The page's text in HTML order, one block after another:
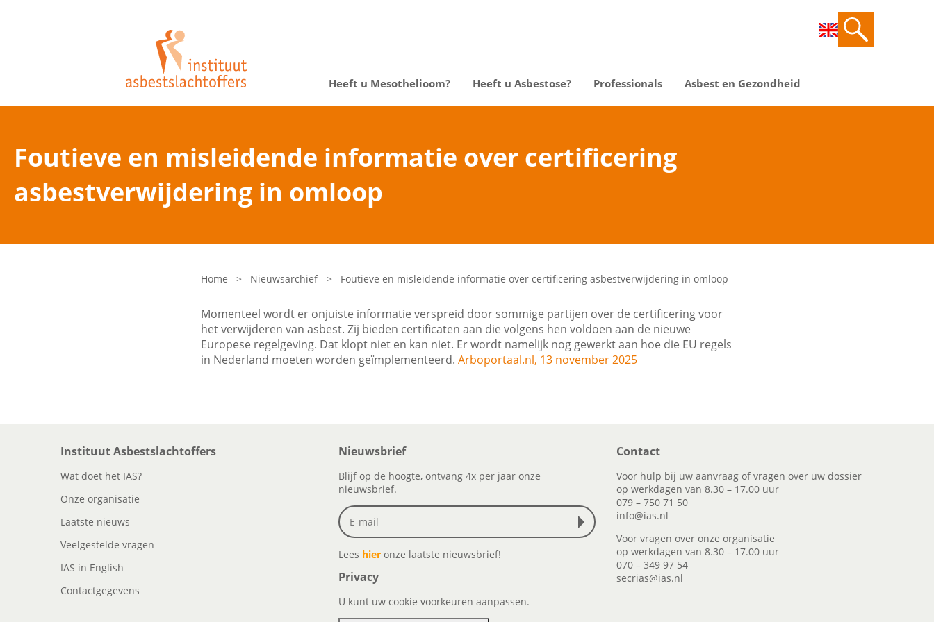
Heeft u Mesothelioom? Heeft u Asbestose? Professionals Asbest en Gezondheid
Foutieve en misleidende informatie over certificering
asbestverwijdering in omloop
Home > Nieuwsarchief > Foutieve en misleidende informatie over certificering asbestverwijdering in omloop
Momenteel wordt er onjuiste informatie verspreid door sommige partijen over de certificering voor
het verwijderen van asbest. Zij bieden certificaten aan die volgens hen voldoen aan de nieuwe
Europese regelgeving. Dat klopt niet en kan niet. Er wordt namelijk nog gewerkt aan hoe die EU regels
in Nederland moeten worden geïmplementeerd. Arboportaal.nl, 13 november 2025
Instituut Asbestslachtoffers
Wat doet het IAS?
Onze organisatie
Laatste nieuws
Veelgestelde vragen
IAS in English
Contactgegevens
Nieuwsbrief
Blijf op de hoogte, ontvang 4x per jaar onze
nieuwsbrief.
Lees hier onze laatste nieuwsbrief!
Privacy
U kunt uw cookie voorkeuren aanpassen.
Contact
Voor hulp bij uw aanvraag of vragen over uw dossier
op werkdagen van 8.30 – 17.00 uur
079 – 750 71 50
info@ias.nl
Voor vragen over onze organisatie
op werkdagen van 8.30 – 17.00 uur
070 – 349 97 54
secrias@ias.nl